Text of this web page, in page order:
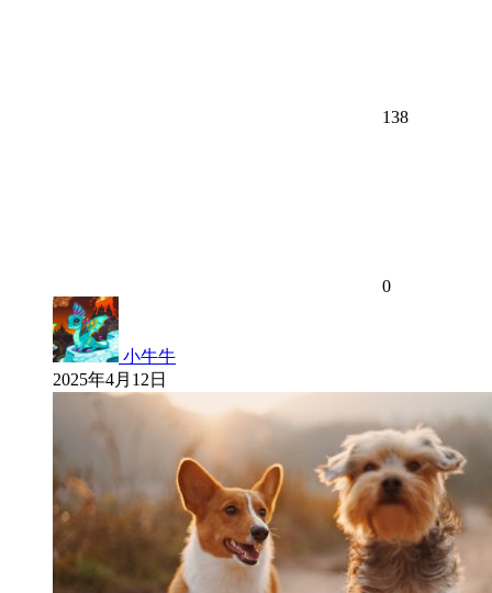
138
0
小牛牛
2025年4月12日